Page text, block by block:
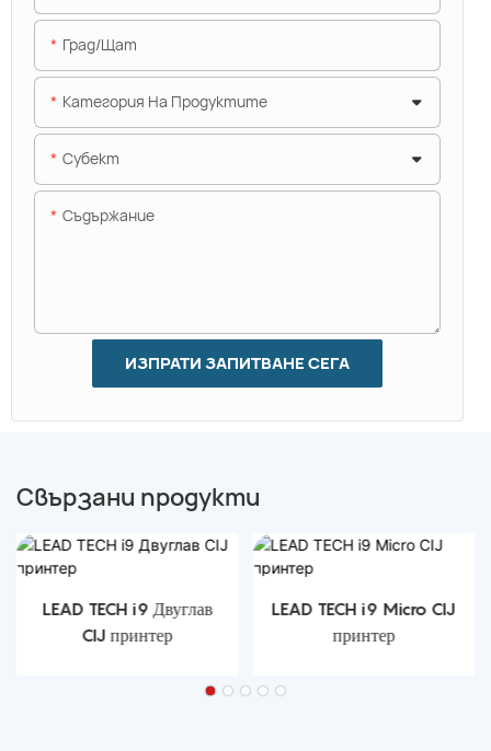
Град/щат
Категория На Продуктите
Субект
Съдържание
ИЗПРАТИ ЗАПИТВАНЕ СЕГА
Свързани продукти
LEAD TECH i9 Двуглав
CIJ принтер
LEAD TECH i9 Micro CIJ
принтер